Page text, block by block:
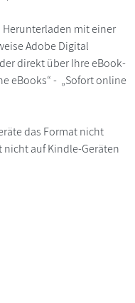
Herunterladen mit einer
Adobe Digital
direkt über Ihre eBook-
eBooks“ - „Sofort online
das Format nicht
auf Kindle-Geräten